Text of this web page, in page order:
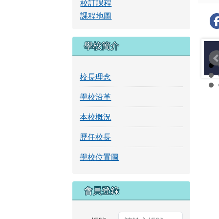
校訂課程
課程地圖
學校簡介
校長理念
學校沿革
本校概況
歷任校長
學校位置圖
右邊區域內容
會員登錄